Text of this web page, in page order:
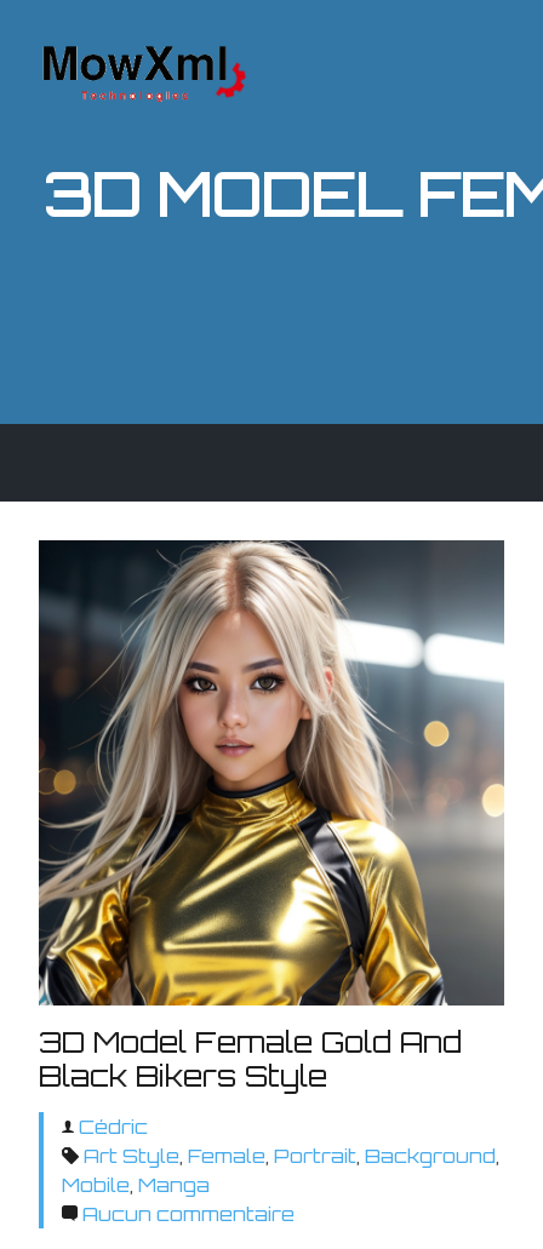
3D MODEL
3D Model Female Gold And
Black Bikers Style
Cédric
Art Style, Female, Portrait, Background,
Mobile, Manga
Aucun commentaire